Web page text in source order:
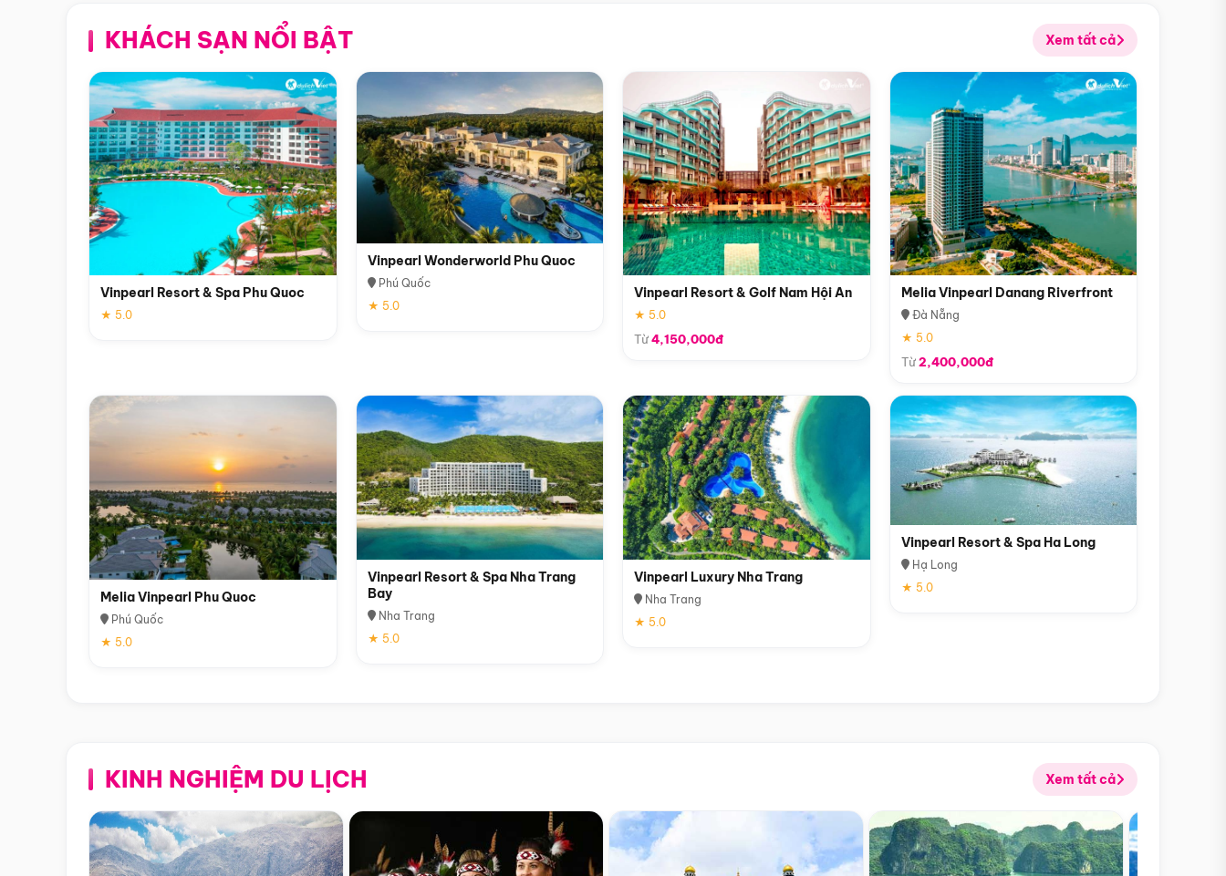
KHÁCH SẠN NỔI BẬT Xem tất cả
Vinpearl Resort & Spa Phu Quoc
★ 5.0
Vinpearl Wonderworld Phu Quoc
Phú Quốc
★ 5.0
Vinpearl Resort & Golf Nam Hội An
★ 5.0
Từ4,150,000đ
Melia Vinpearl Danang Riverfront
Đà Nẵng
★ 5.0
Từ2,400,000đ
Melia Vinpearl Phu Quoc
Phú Quốc
★ 5.0
Vinpearl Resort & Spa Nha Trang
Bay
Nha Trang
★ 5.0
Vinpearl Luxury Nha Trang
Nha Trang
★ 5.0
Vinpearl Resort & Spa Ha Long
Hạ Long
★ 5.0
KINH NGHIỆM DU LỊCH Xem tất cả